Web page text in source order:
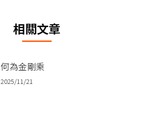
章：
相關文章
何為金剛乘
2025/11/21